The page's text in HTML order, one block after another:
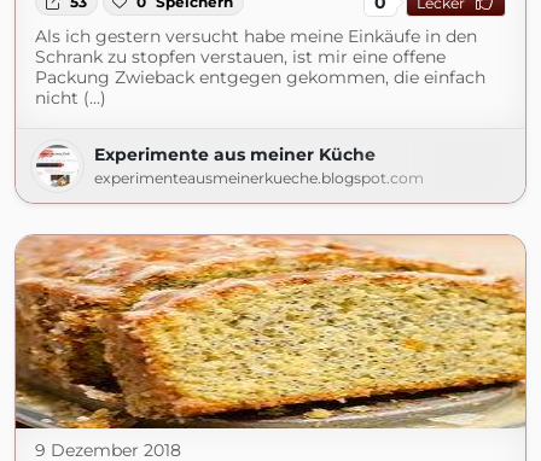
Als ich gestern versucht habe meine Einkäufe in den
Schrank zu stopfen verstauen, ist mir eine offene
Packung Zwieback entgegen gekommen, die einfach
nicht (...)
Experimente aus meiner Küche
experimenteausmeinerkueche.blogspot.com
9 Dezember 2018